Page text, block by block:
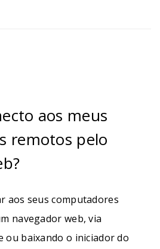
aos meus
remotos pelo
aos seus computadores
navegador web, via
ou baixando o iniciador do